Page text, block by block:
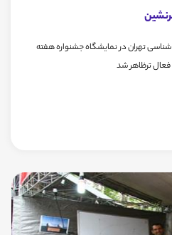
شناسی تهران در نمايشگاه جشنواره هفته
ترظاهر شد